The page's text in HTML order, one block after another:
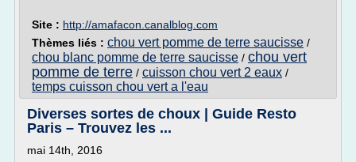
Site : http://amafacon.canalblog.com
Thèmes liés : chou vert pomme de terre saucisse /
chou blanc pomme de terre saucisse / chou vert
pomme de terre / cuisson chou vert 2 eaux /
temps cuisson chou vert a l'eau
Diverses sortes de choux | Guide Resto
Paris – Trouvez les ...
mai 14th, 2016